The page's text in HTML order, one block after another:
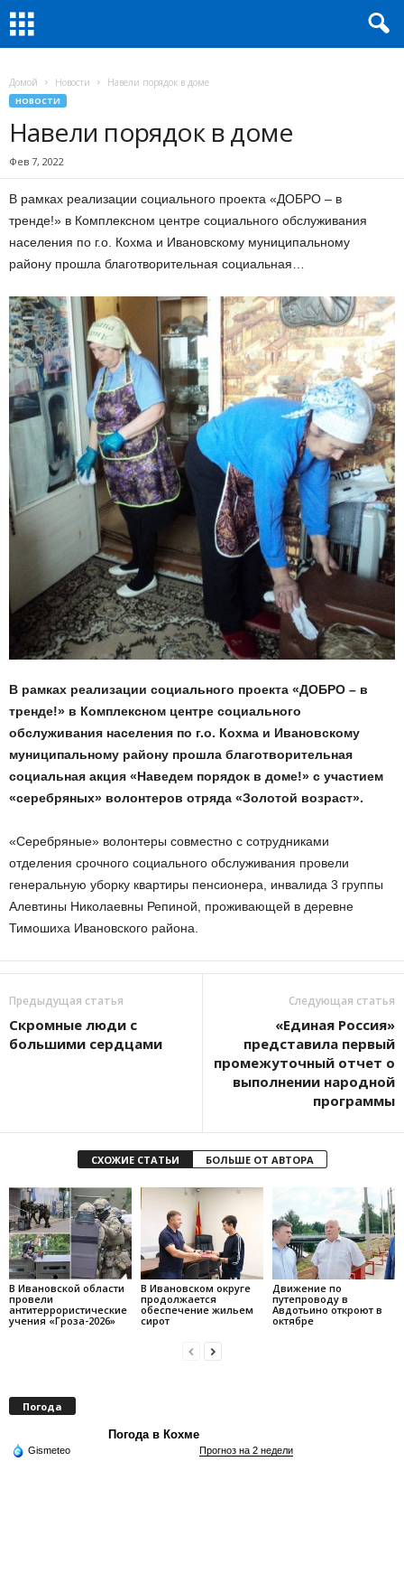
Домой Новости Навели порядок в доме
НОВОСТИ
Навели порядок в доме
Фев 7, 2022
В рамках реализации социального проекта «ДОБРО – в
тренде!» в Комплексном центре социального обслуживания
населения по г.о. Кохма и Ивановскому муниципальному
району прошла благотворительная социальная…
В рамках реализации социального проекта «ДОБРО – в
тренде!» в Комплексном центре социального
обслуживания населения по г.о. Кохма и Ивановскому
муниципальному району прошла благотворительная
социальная акция «Наведем порядок в доме!» с участием
«серебряных» волонтеров отряда «Золотой возраст».
«Серебряные» волонтеры совместно с сотрудниками
отделения срочного социального обслуживания провели
генеральную уборку квартиры пенсионера, инвалида 3 группы
Алевтины Николаевны Репиной, проживающей в деревне
Тимошиха Ивановского района.
Предыдущая статья
Скромные люди с
большими сердцами
Следующая статья
«Единая Россия»
представила первый
промежуточный отчет о
выполнении народной
программы
СХОЖИЕ СТАТЬИ БОЛЬШЕ ОТ АВТОРА
В Ивановской области
провели
антитеррористические
учения «Гроза-2026»
В Ивановском округе
продолжается
обеспечение жильем
сирот
Движение по
путепроводу в
Авдотьино откроют в
октябре
Погода
Погода в Кохме
Gismeteo Прогноз на 2 недели